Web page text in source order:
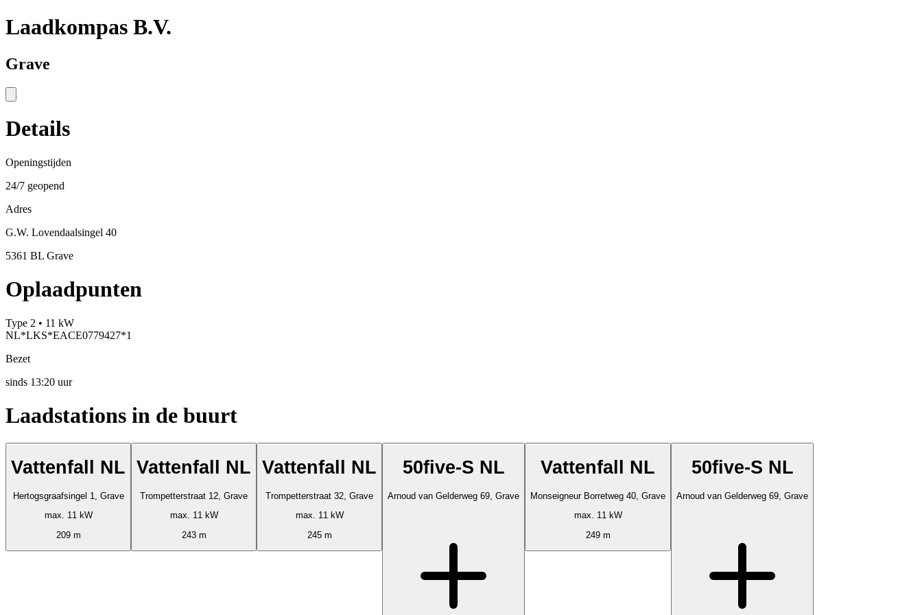
Laadkompas B.V.
Grave
Details
Openingstijden
24/7 geopend
Adres
G.W. Lovendaalsingel 40
5361 BL Grave
Oplaadpunten
Type 2 • 11 kW
NL*LKS*EACE0779427*1
Bezet
sinds 13:20 uur
Laadstations in de buurt
Vattenfall NL
Hertogsgraafsingel 1, Grave
max. 11 kW
209 m
Vattenfall NL
Trompetterstraat 12, Grave
max. 11 kW
243 m
Vattenfall NL
Trompetterstraat 32, Grave
max. 11 kW
245 m
50five-S NL
Arnoud van Gelderweg 69, Grave
Vattenfall NL
Monseigneur Borretweg 40, Grave
max. 11 kW
249 m
50five-S NL
Arnoud van Gelderweg 69, Grave